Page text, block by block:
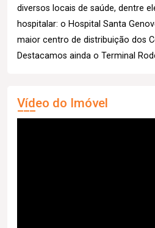
diversos locais de saúde, dentre
hospitalar: o Hospital Santa
maior centro de distribuição dos
Destacamos ainda o Terminal
Vídeo do Imóvel